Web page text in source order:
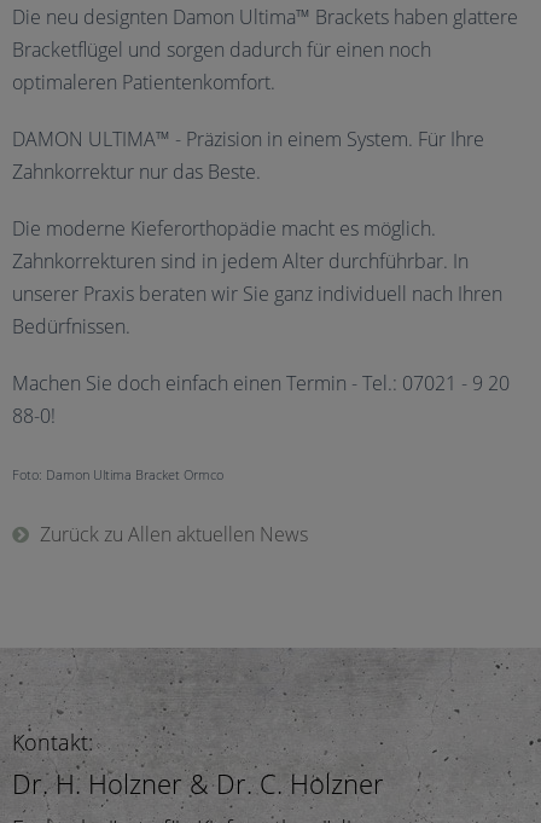
Die neu designten Damon Ultima™ Brackets haben glattere
Bracketflügel und sorgen dadurch für einen noch
optimaleren Patientenkomfort.
DAMON ULTIMA™ - Präzision in einem System. Für Ihre
Zahnkorrektur nur das Beste.
Die moderne Kieferorthopädie macht es möglich.
Zahnkorrekturen sind in jedem Alter durchführbar. In
unserer Praxis beraten wir Sie ganz individuell nach Ihren
Bedürfnissen.
Machen Sie doch einfach einen Termin - Tel.: 07021 - 9 20
88-0!
Foto: Damon Ultima Bracket Ormco
Zurück zu Allen aktuellen News
Kontakt:
Dr. H. Holzner & Dr. C. Holzner